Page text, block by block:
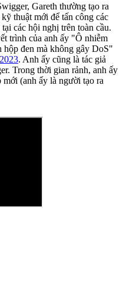
Gareth thường tạo ra
thuật mới để tấn công các
các hội nghị trên toàn cầu.
trình của anh ấy "Ô nhiễm
hộp đen mà không gây DoS"
. Anh ấy cũng là tác giả
Trong thời gian rảnh, anh ấy
(anh ấy là người tạo ra